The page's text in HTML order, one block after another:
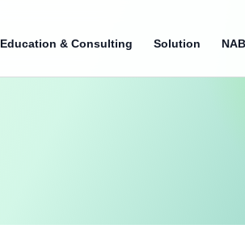
Education & Consulting Solution